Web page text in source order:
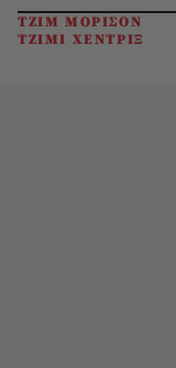
ΤΖΙΜ ΜΟΡΙΣΟΝ
ΤΖΙΜΙ ΧΕΝΤΡΙΞ